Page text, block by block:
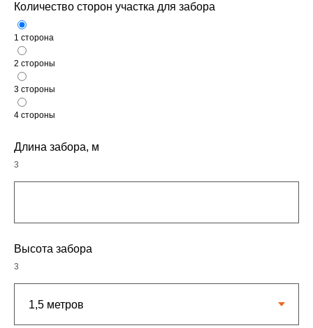
Количество сторон участка для забора
1 сторона
2 стороны
3 стороны
4 стороны
Длина забора, м
3
Высота забора
3